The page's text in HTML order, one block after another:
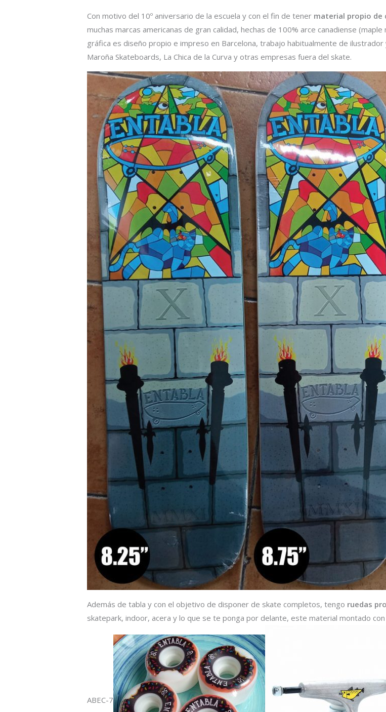
Con motivo del 10º aniversario de la escuela y con el fin de tener material propio de
muchas marcas americanas de gran calidad, hechas de 100% arce canadiense
gráfica es diseño propio e impreso en Barcelona, trabajo habitualmente de
Maroña Skateboards, La Chica de la Curva y otras empresas fuera del skate.
Además de tabla y con el objetivo de disponer de skate completos, tengo ruedas
skatepark, indoor, acera y lo que se te ponga por delante, este material montado
ABEC-7